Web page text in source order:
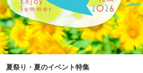
夏祭り・夏のイベント特集